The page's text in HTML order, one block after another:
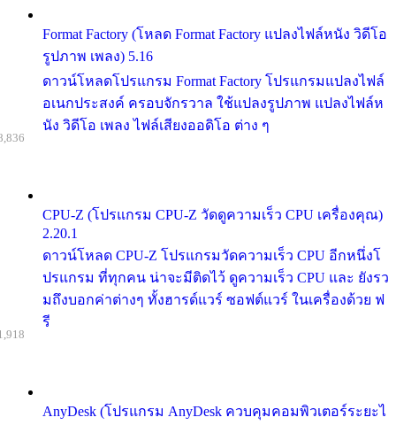
Format Factory (โหลด Format Factory แปลงไฟล์หนัง วิดีโอ
รูปภาพ เพลง) 5.16
ดาวน์โหลดโปรแกรม Format Factory โปรแกรมแปลงไฟล์
อเนกประสงค์ ครอบจักรวาล ใช้แปลงรูปภาพ แปลงไฟล์ห
นัง วิดีโอ เพลง ไฟล์เสียงออดิโอ ต่าง ๆ
CPU-Z (โปรแกรม CPU-Z วัดดูความเร็ว CPU เครื่องคุณ)
2.20.1
ดาวน์โหลด CPU-Z โปรแกรมวัดความเร็ว CPU อีกหนึ่งโ
ปรแกรม ที่ทุกคน น่าจะมีติดไว้ ดูความเร็ว CPU และ ยังรว
มถึงบอกค่าต่างๆ ทั้งฮารด์แวร์ ซอฟต์แวร์ ในเครื่องด้วย ฟ
รี
AnyDesk (โปรแกรม AnyDesk ควบคุมคอมพิวเตอร์ระยะไ